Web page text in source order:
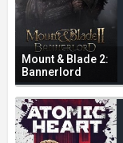
Mount & Blade 2:
Bannerlord